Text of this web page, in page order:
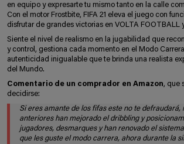
en equipo y expresarte tu mismo tanto en la calle
Con el motor Frostbite, FIFA 21 eleva el juego con
disfrutar de grandes victorias en VOLTA FOOTBALL
Siente el nivel de realismo en la jugabilidad que
y control, gestiona cada momento en el Modo
autenticidad inigualable que te brinda una realista
del Mundo.
Comentario de un comprador en Amazon, que
decidirse:
Si eres amante de los fifas este no te defraudará,
anteriores han mejorado el dribbling y
jugadores, desmarques y han renovado el
que les guste el modo carrera, ahora durante la